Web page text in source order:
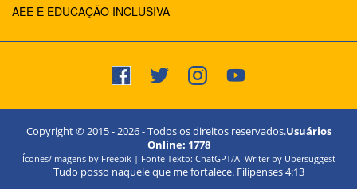
AEE E EDUCAÇÃO INCLUSIVA
Copyright © 2015 -2026- Todos os direitos reservados.Usuários
Online: 1778
Ícones/Imagens by Freepik | Fonte Texto: ChatGPT/AI Writer by Ubersuggest
Tudo posso naquele que me fortalece. Filipenses 4:13